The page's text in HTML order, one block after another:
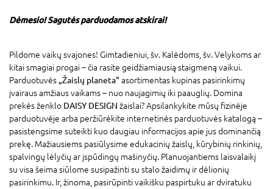
Dėmesio! Sagutės parduodamos atskirai!
Pildome vaikų svajones! Gimtadieniui, šv. Kalėdoms, šv. Velykoms ar
kitai smagiai progai – čia rasite geidžiamiausią staigmeną vaikui.
Parduotuvės „Žaislų planeta“asortimentas kupinas pasirinkimų
įvairaus amžiaus vaikams – nuo naujagimių iki paauglių. Domina
prekės ženklo DAISY DESIGN žaislai? Apsilankykite mūsų fizinėje
parduotuvėje arba peržiūrėkite internetinės parduotuvės katalogą –
pasistengsime suteikti kuo daugiau informacijos apie jus dominančią
prekę. Mažiausiems pasiūlysime edukacinių žaislų, kūrybinių rinkinių,
spalvingų lėlyčių ar įspūdingų mašinyčių. Planuojantiems laisvalaikį
su visa šeima siūlome susipažinti su stalo žaidimų ir dėlionių
pasirinkimu. Ir, žinoma, pasirūpinti vaikišku paspirtuku ar dviratuku